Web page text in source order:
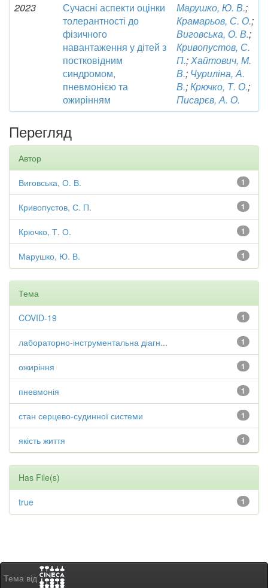
2023
Сучасні аспекти оцінки
толерантності до
фізичного
навантаження у дітей з
постковідним
синдромом,
пневмонією та
ожирінням
Марушко, Ю. В.;
Крамарьов, С. О.;
Виговська, О. В.;
Кривопустов, С.
П.;Хайтович, М.
В.; Чуриліна, А.
В.;Крючко, Т. О.;
Писарєв, А. О.
Перегляд
Автор
1
Виговська, О. В.
1
Кривопустов, С. П.
1
Крючко, Т. О.
1
Марушко, Ю. В.
Тема
1
COVID-19
1
лабораторно-інструментальна діагн...
1
ожиріння
1
пневмонія
1
стан серцево-судинної системи
1
якість життя
Has File(s)
1
true
Тема від